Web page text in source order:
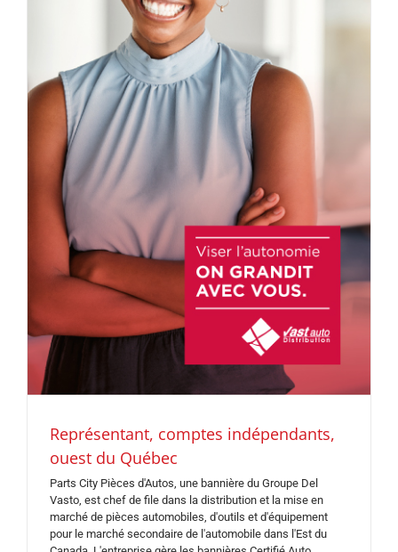
Représentant, comptes indépendants,
ouest du Québec
Parts City Pièces d'Autos, une bannière du Groupe Del
Vasto, est chef de file dans la distribution et la mise en
marché de pièces automobiles, d'outils et d'équipement
pour le marché secondaire de l'automobile dans l'Est du